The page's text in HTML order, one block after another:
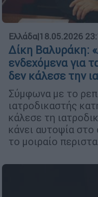
Ελλάδα|18.05.2026
Δίκη Βαλυράκη:
ενδεχόμενα για
δεν κάλεσε την
Σύμφωνα με το
ιατροδικαστής
κάλεσε τη
κάνει αυτοψία
το μοιραίο